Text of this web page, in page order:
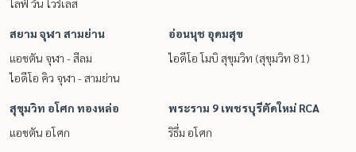
ไลฟ์ วัน ไวร์เลส
สยาม จุฬา สามย่าน
แอชตัน จุฬา - สีลม
ไอดีโอ คิว จุฬา - สามย่าน
อ่อนนุช อุดมสุข
ไอดีโอ โมบิ สุขุมวิท (สุขุมวิท 81)
สุขุมวิท อโศก ทองหล่อ
แอชตัน อโศก
พระราม 9 เพชรบุรีตัดใหม่ RCA
ริธึ่ม อโศก